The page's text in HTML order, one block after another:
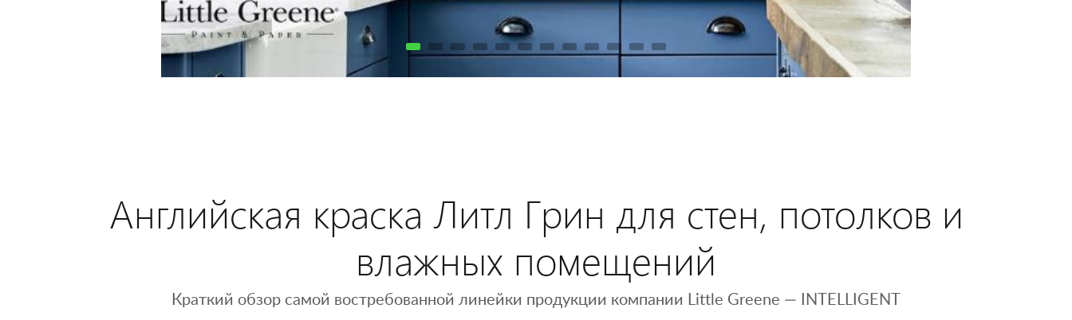
Английская краска Литл Грин для стен, потолков и
влажных помещений
Краткий обзор самой востребованной линейки продукции компании Little Greene — INTELLIGENT